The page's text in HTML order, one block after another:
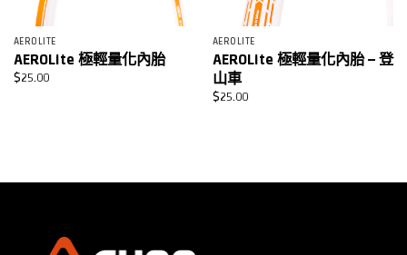
AEROLITE
AEROLite 極輕量化內胎
$25.00
AEROLITE
AEROLite 極輕量化內胎 – 登
山車
$25.00